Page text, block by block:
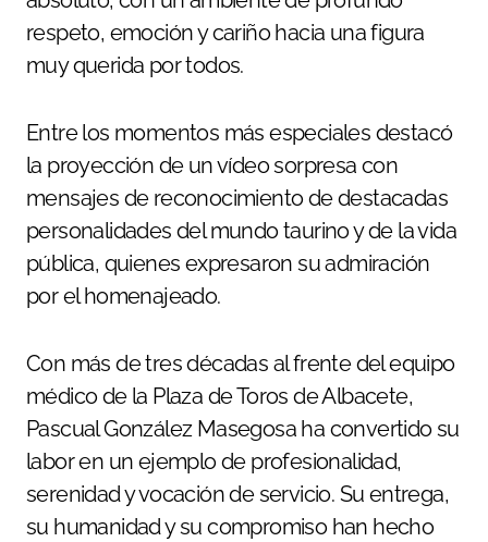
respeto, emoción y cariño hacia una figura
muy querida por todos.
Entre los momentos más especiales destacó
la proyección de un vídeo sorpresa con
mensajes de reconocimiento de destacadas
personalidades del mundo taurino y de la vida
pública, quienes expresaron su admiración
por el homenajeado.
Con más de tres décadas al frente del equipo
médico de la Plaza de Toros de Albacete,
Pascual González Masegosa ha convertido su
labor en un ejemplo de profesionalidad,
serenidad y vocación de servicio. Su entrega,
su humanidad y su compromiso han hecho